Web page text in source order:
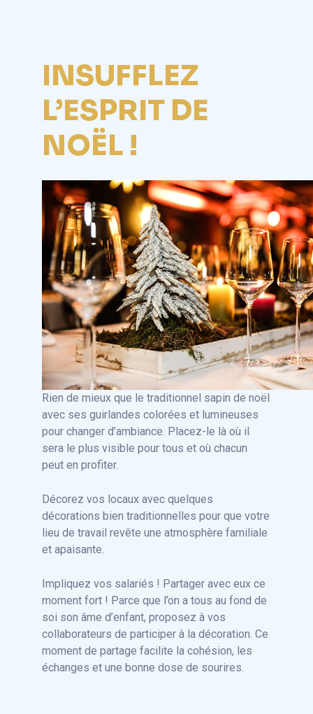
INSUFFLEZ
L’ESPRIT DE
NOËL !
Rien de mieux que le traditionnel sapin de noël
avec ses guirlandes colorées et lumineuses
pour changer d’ambiance. Placez-le là où il
sera le plus visible pour tous et où chacun
peut en profiter.
Décorez vos locaux avec quelques
décorations bien traditionnelles pour que votre
lieu de travail revête une atmosphère familiale
et apaisante.
Impliquez vos salariés ! Partager avec eux ce
moment fort ! Parce que l’on a tous au fond de
soi son âme d’enfant, proposez à vos
collaborateurs de participer à la décoration. Ce
moment de partage facilite la cohésion, les
échanges et une bonne dose de sourires.